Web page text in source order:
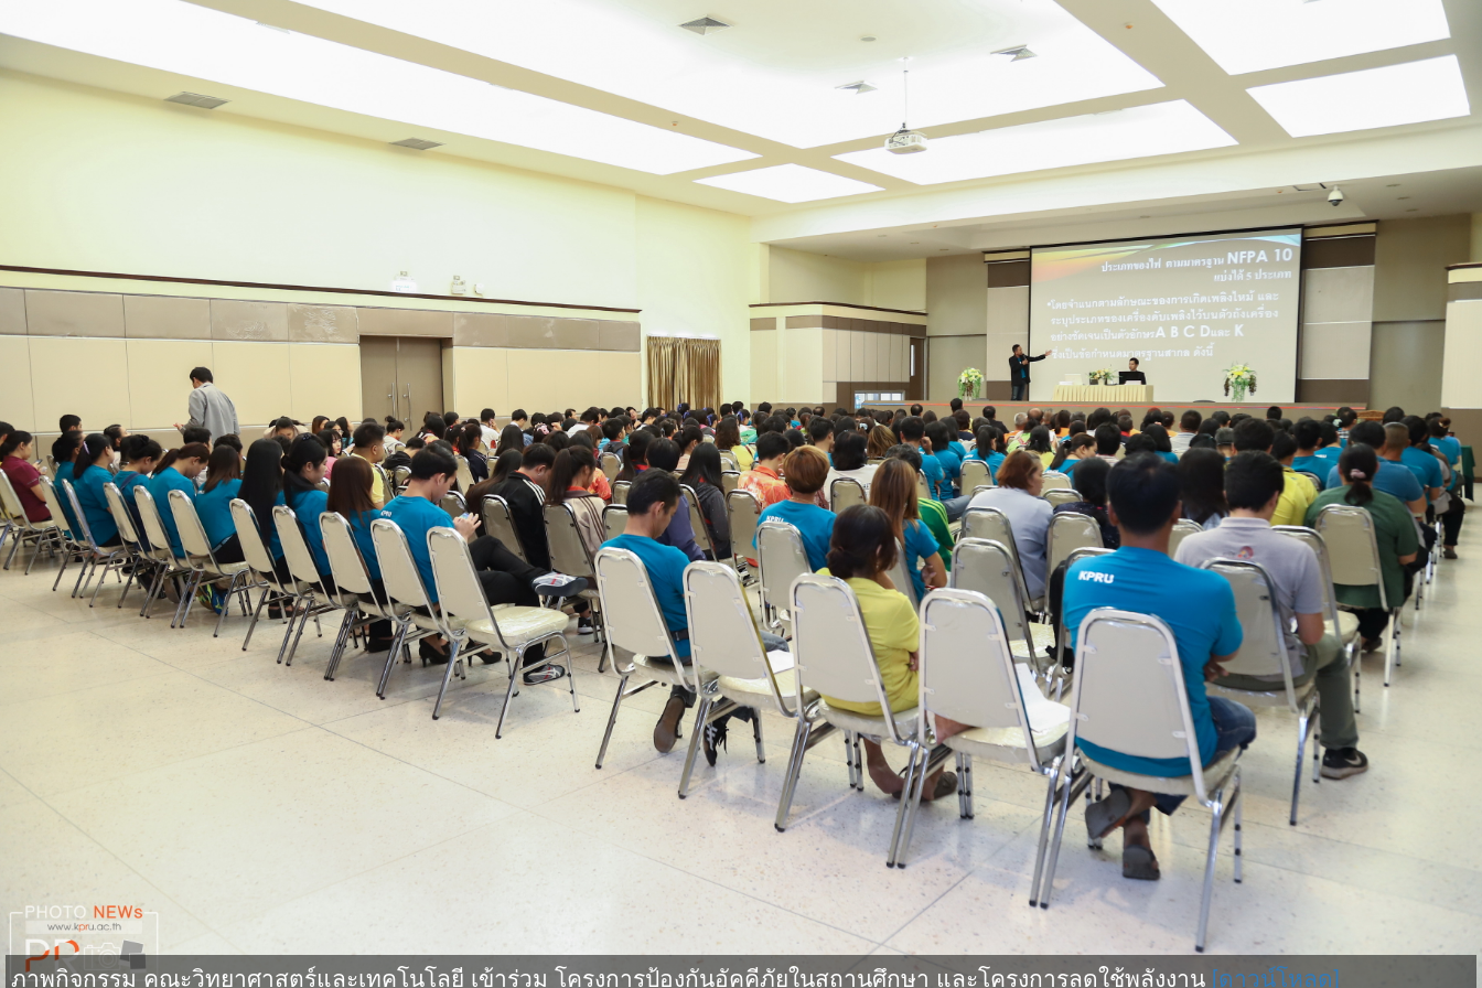
ภาพกิจกรรม คณะวิทยาศาสตร์และเทคโนโลยี เข้าร่วม โครงการป้องกันอัคคีภัยในสถานศึกษา และโครงการลดใช้พลังงาน [ดาวน์โหลด]